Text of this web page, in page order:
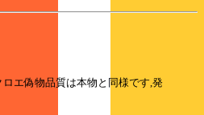
エ偽物品質は本物と同様です,発